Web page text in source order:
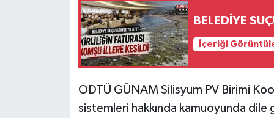
BELEDİYE
İçeriği
ODTÜ GÜNAM Silisyum PV Birimi
sistemleri hakkında kamuoyunda